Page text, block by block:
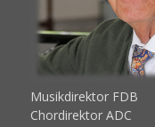
Musikdirektor FDB
Chordirektor ADC